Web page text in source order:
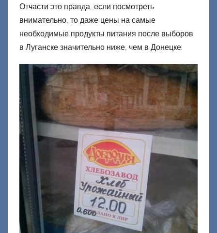
о
н
е
ц
к
и
й
Отчасти это правда, если посмотреть
внимательно, то даже цены на самые
необходимые продукты питания после выборов
в Луганске значительно ниже, чем в Донецке: